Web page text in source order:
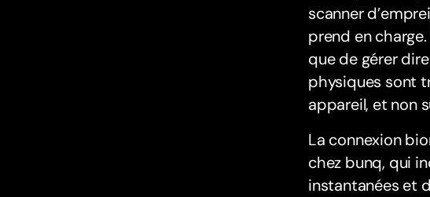
scanner
prend en
que de gérer
physiques sont
appareil, et non
La connexion
chez bunq, qui
instantanées et